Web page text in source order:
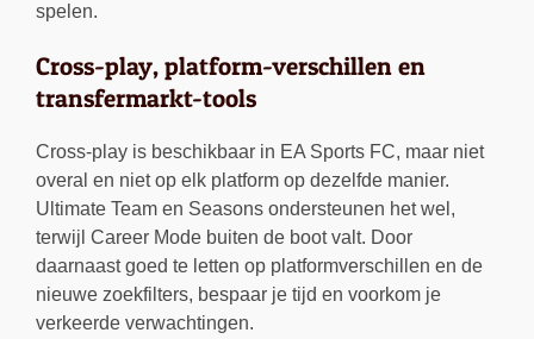
spelen.
Cross-play, platform-verschillen en
transfermarkt-tools
Cross-play is beschikbaar in EA Sports FC, maar niet
overal en niet op elk platform op dezelfde manier.
Ultimate Team en Seasons ondersteunen het wel,
terwijl Career Mode buiten de boot valt. Door
daarnaast goed te letten op platformverschillen en de
nieuwe zoekfilters, bespaar je tijd en voorkom je
verkeerde verwachtingen.